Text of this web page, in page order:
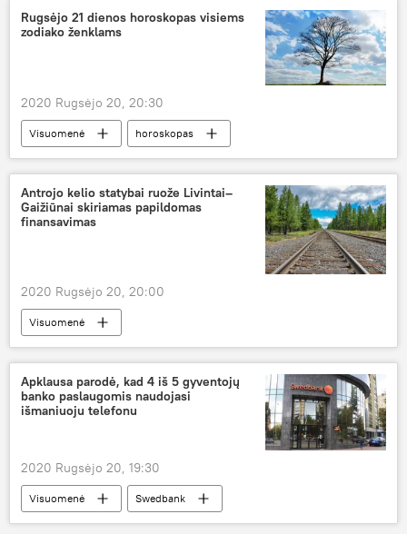
Rugsėjo 21 dienos horoskopas visiems
zodiako ženklams
2020 Rugsėjo 20, 20:30
Visuomenė horoskopas
Antrojo kelio statybai ruože Livintai–
Gaižiūnai skiriamas papildomas
finansavimas
2020 Rugsėjo 20, 20:00
Visuomenė
Apklausa parodė, kad 4 iš 5 gyventojų
banko paslaugomis naudojasi
išmaniuoju telefonu
2020 Rugsėjo 20, 19:30
Visuomenė
Swedbank
išmanusis telefonas